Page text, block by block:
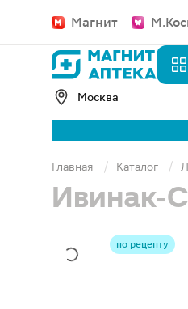
Магнит
Москва
Главная Каталог
Ивинак-
по рецепту